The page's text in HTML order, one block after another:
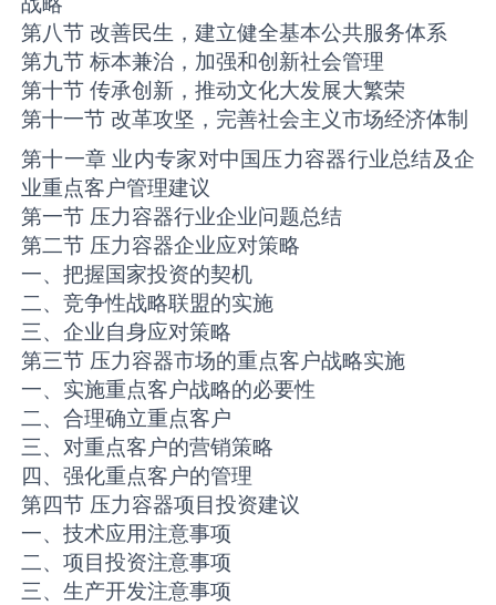
第八节 改善民生，建立健全基本公共服务体系
第九节 标本兼治，加强和创新社会管理
第十节 传承创新，推动文化大发展大繁荣
第十一节 改革攻坚，完善社会主义市场经济体制
第十一章 业内专家对中国压力容器行业总结及企
业重点客户管理建议
第一节 压力容器行业企业问题总结
第二节 压力容器企业应对策略
一、把握国家投资的契机
二、竞争性战略联盟的实施
三、企业自身应对策略
第三节 压力容器市场的重点客户战略实施
一、实施重点客户战略的必要性
二、合理确立重点客户
三、对重点客户的营销策略
四、强化重点客户的管理
第四节 压力容器项目投资建议
一、技术应用注意事项
二、项目投资注意事项
三、生产开发注意事项